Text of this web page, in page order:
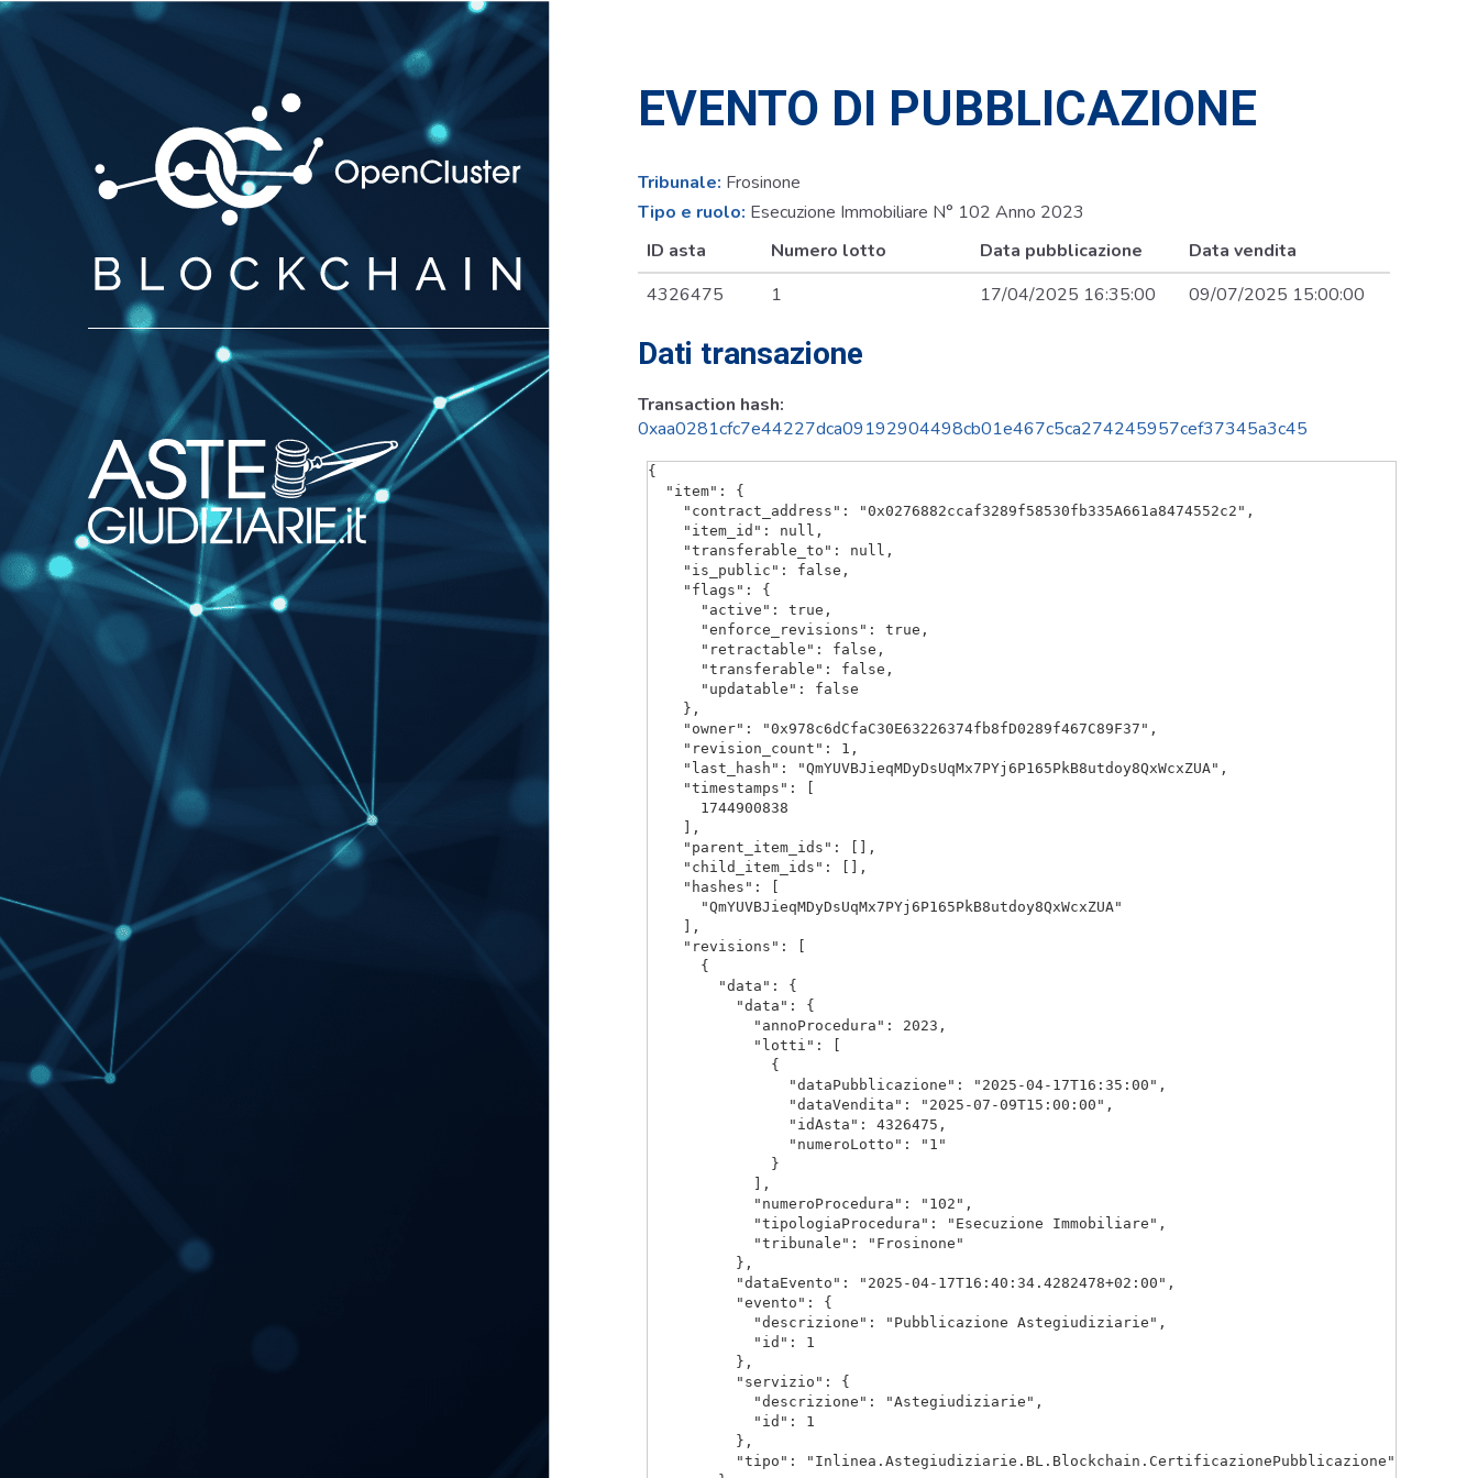
EVENTO DI PUBBLICAZIONE
Tribunale: Frosinone
Tipo e ruolo: Esecuzione Immobiliare N° 102 Anno 2023
ID asta
Numero lotto Data pubblicazione
Data vendita
4326475
1 17/04/2025 16:35:00 09/07/2025 15:00:00
Dati transazione
Transaction hash:
0xaa0281cfc7e44227dca09192904498cb01e467c5ca274245957cef37345a3c45
{
  "item": {
    "contract_address": "0x0276882ccaf3289f58530fb335A661a8474552c2",
    "item_id": null,
    "transferable_to": null,
    "is_public": false,
    "flags": {
      "active": true,
      "enforce_revisions": true,
      "retractable": false,
      "transferable": false,
      "updatable": false
    },
    "owner": "0x978c6dCfaC30E63226374fb8fD0289f467C89F37",
    "revision_count": 1,
    "last_hash": "QmYUVBJieqMDyDsUqMx7PYj6P165PkB8utdoy8QxWcxZUA",
    "timestamps": [
      1744900838
    ],
    "parent_item_ids": [],
    "child_item_ids": [],
    "hashes": [
      "QmYUVBJieqMDyDsUqMx7PYj6P165PkB8utdoy8QxWcxZUA"
    ],
    "revisions": [
      {
        "data": {
          "data": {
            "annoProcedura": 2023,
            "lotti": [
              {
                "dataPubblicazione": "2025-04-17T16:35:00",
                "dataVendita": "2025-07-09T15:00:00",
                "idAsta": 4326475,
                "numeroLotto": "1"
              }
            ],
            "numeroProcedura": "102",
            "tipologiaProcedura": "Esecuzione Immobiliare",
            "tribunale": "Frosinone"
          },
          "dataEvento": "2025-04-17T16:40:34.4282478+02:00",
          "evento": {
            "descrizione": "Pubblicazione Astegiudiziarie",
            "id": 1
          },
          "servizio": {
            "descrizione": "Astegiudiziarie",
            "id": 1
          },
          "tipo": "Inlinea.Astegiudiziarie.BL.Blockchain.CertificazionePubblicazione"